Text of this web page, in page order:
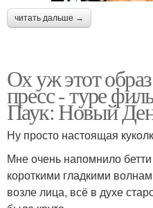
читать дальше →
Ох уж этот
пресс - туре
Паук: Новый
Ну просто настоящая
Мне очень напомнило
короткими гладкими
возле лица, всё в духе